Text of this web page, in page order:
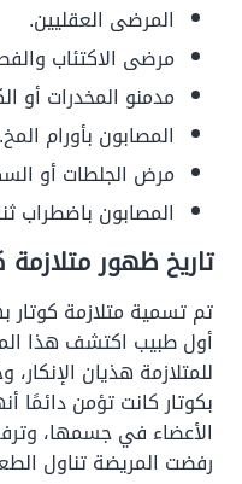
المرضى العقليين.
مرضى الاكتئاب
مدمنو المخدرات أو
المصابون بأورام المخ.
مرض الجلطات أو
المصابون باضطراب
تاريخ ظهور متلازمة
تم تسمية متلازمة كوتار
أول طبيب اكتشف هذا
للمتلازمة هذيان
بكوتار كانت تؤمن دائمًا
الأعضاء في جسمها،
رفضت المريضة تناول